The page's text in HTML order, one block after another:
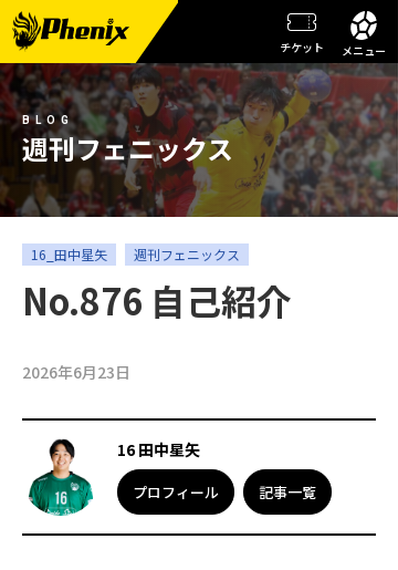
チケット メニュー
応援メッセージ・お問い合わせ
チーム情報
メンバー紹介
試合日程・結果
週刊フェニックス
トピックス
チケット
BLOG
週刊フェニックス
16_田中星矢 週刊フェニックス
No.876 自己紹介
2026年6月23日
16 田中星矢
プロフィール 記事一覧